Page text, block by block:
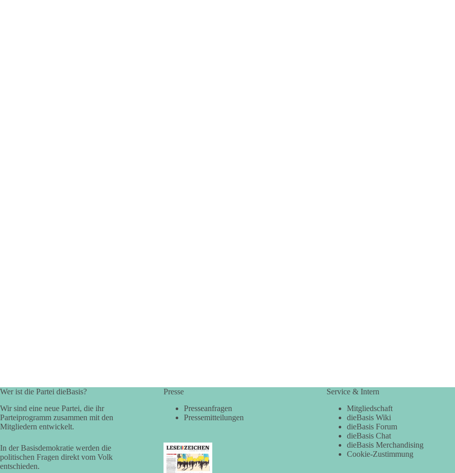
Wer ist die Partei dieBasis?
Wir sind eine neue Partei, die ihr
Parteiprogramm zusammen mit den
Mitgliedern entwickelt.
In der Basisdemokratie werden die
politischen Fragen direkt vom Volk
entschieden.
Presse
Presseanfragen
Pressemitteilungen
Service & Intern
Mitgliedschaft
dieBasis Wiki
dieBasis Forum
dieBasis Chat
dieBasis Merchandising
Cookie-Zustimmung